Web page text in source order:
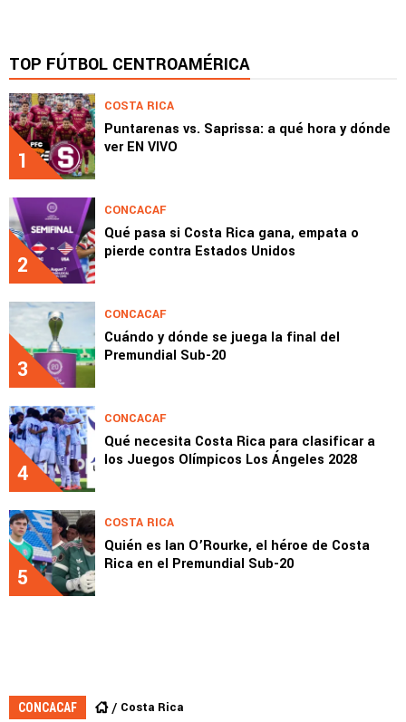
TOP FÚTBOL CENTROAMÉRICA
1
COSTA RICA
Puntarenas vs. Saprissa: a qué hora y dónde
ver EN VIVO
2
CONCACAF
Qué pasa si Costa Rica gana, empata o
pierde contra Estados Unidos
3
CONCACAF
Cuándo y dónde se juega la final del
Premundial Sub-20
4
CONCACAF
Qué necesita Costa Rica para clasificar a
los Juegos Olímpicos Los Ángeles 2028
5
COSTA RICA
Quién es Ian O’Rourke, el héroe de Costa
Rica en el Premundial Sub-20
CONCACAF Costa Rica